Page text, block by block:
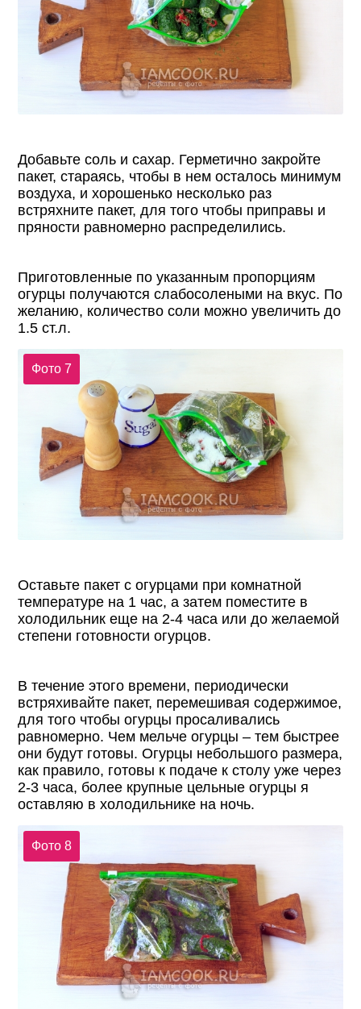
Добавьте соль и сахар. Герметично закройте
пакет, стараясь, чтобы в нем осталось минимум
воздуха, и хорошенько несколько раз
встряхните пакет, для того чтобы приправы и
пряности равномерно распределились.
Приготовленные по указанным пропорциям
огурцы получаются слабосолеными на вкус. По
желанию, количество соли можно увеличить до
1.5 ст.л.
Фото 7
Оставьте пакет с огурцами при комнатной
температуре на 1 час, а затем поместите в
холодильник еще на 2-4 часа или до желаемой
степени готовности огурцов.
В течение этого времени, периодически
встряхивайте пакет, перемешивая содержимое,
для того чтобы огурцы просаливались
равномерно. Чем мельче огурцы – тем быстрее
они будут готовы. Огурцы небольшого размера,
как правило, готовы к подаче к столу уже через
2-3 часа, более крупные цельные огурцы я
оставляю в холодильнике на ночь.
Фото 8